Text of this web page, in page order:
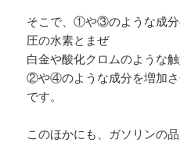
そこで、①や③のような成
圧の水素とまぜ
白金や酸化クロムのような
②や④のような成分を増加
です。
このほかにも、ガソリンの